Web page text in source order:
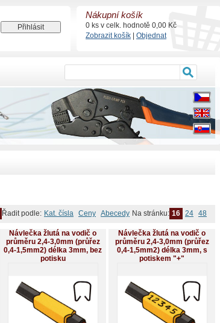
Na stránku: 16 24 48
Řadit podle: Kat. čísla Ceny Abecedy
Návlečka žlutá na vodič o
průměru 2,4-3,0mm (průřez
0,4-1,5mm2) délka 3mm, bez
potisku
Návlečka žlutá na vodič o
průměru 2,4-3,0mm (průřez
0,4-1,5mm2) délka 3mm, s
potiskem "+"
Nákupní košík
0 ks v celk. hodnotě 0,00 Kč
Zobrazit košík
Objednat